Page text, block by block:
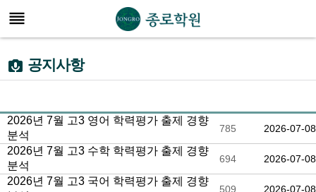

 공지사항
2026년 7월 고3 영어 학력평가 출제 경향
분석
785 2026-07-08
2026년 7월 고3 수학 학력평가 출제 경향
분석
694 2026-07-08
2026년 7월 고3 국어 학력평가 출제 경향
509 2026-07-08